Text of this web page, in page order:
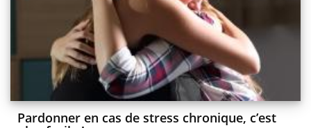
Pardonner en cas de stress chronique, c’est